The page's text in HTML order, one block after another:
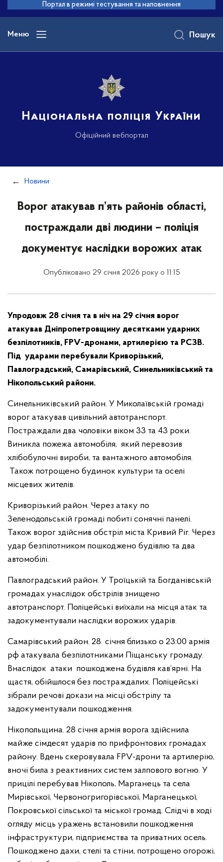
основного
вмісту
Портал в режимі тестування та наповнення
Меню
Національна поліція України
Офіційний вебпортал
Пошук
Новини
Ворог атакував п’ять районів області,
постраждали дві людини – поліція
документує наслідки ворожих атак
Опубліковано 29 січня 2026 року о 11:15
Упродовж 28 січня та в ніч на 29 січня ворог
атакував Дніпропетровщину десятками ударних
безпілотників, FPV-дронами, артилерією та РСЗВ.
Під ударами перебували Криворізький,
Павлоградський, Самарівський, Синельниківський та
Нікопольський райони.
Синельниківський район. У Миколаївській громаді
ворог атакував цивільний автотранспорт.
Постраждали два чоловіки віком 33 та 43 роки.
Виникла пожежа автомобіля, який перевозив
хлібобулочні вироби, та вантажного автомобіля.
Також потрощено будинок культури та оселі
місцевих жителів.
Криворізький район. Через атаку по
Зеленодольській громаді побиті сонячні панелі.
Також ворог здійснив обстріл міста Кривий Ріг. Через
удар безпілотником пошкоджено будівлю та два
автомобілі.
Павлоградський район. У Троїцькій та Богданівській
громадах унаслідок обстрілів знищено
автотранспорт. Поліцейські виїхали на місця атак та
задокументували наслідки ворожих ударів.
Самарівський район. 28 січня близько о 23:00 армія
рф атакувала безпілотниками Піщанську громаду.
Внаслідок атаки пошкоджена будівля кав’ярні. На
щастя, обійшлося без постраждалих. Поліцейські
зібрали речові докази на місці обстрілу та
задокументували пошкодження.
Нікопольщина. 28 січня армія ворога здійснила
майже сімдесят ударів по прифронтових громадах
району. Вдень скеровувала FPV-дрони та артилерію,
вночі била з реактивних систем залпового вогню. У
прицілі перебував Нікополь, Марганець та села
Мирівської, Червоногригорівської, Марганецької,
Покровської сільської та міської громад. Слідчі в ході
огляду місць уражень встановили пошкодження
інфраструктури, підприємства та приватних осель.
Пошкоджено дахи, стелі та стіни, потрощено огорожі,